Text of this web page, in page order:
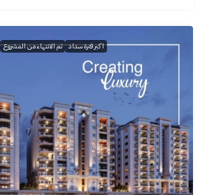
اكبر فترة سداد تم الانتهاء من المشروع